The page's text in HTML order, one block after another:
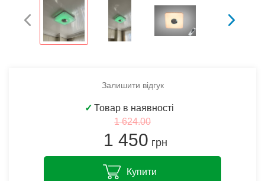
Залишити відгук
✓ Товар в наявності
1 624.00
1 450 грн
Купити